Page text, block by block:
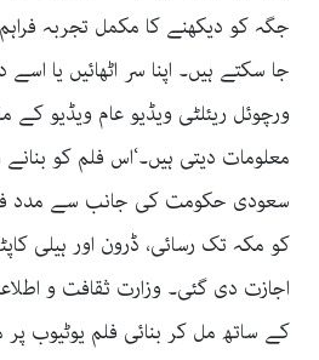
جگہ کو دیکھنے کا مکمل تجربہ
جا سکتے ہیں۔ اپنا سر اٹھائیں یا اسے
ورچوئل ریئلٹی ویڈیو عام ویڈیو کے
معلومات دیتی ہیں۔‘اس فلم کو بنانے
سعودی حکومت کی جانب سے مدد
کو مکہ تک رسائی، ڈرون اور ہیلی
اجازت دی گئی۔ وزارت ثقافت و
کے ساتھ مل کر بنائی فلم یوٹیوب